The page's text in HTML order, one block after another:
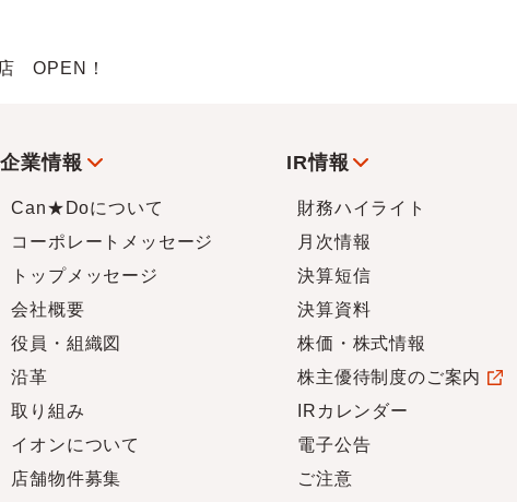
OPEN！
企業情報
Can★Doについて
コーポレートメッセージ
トップメッセージ
会社概要
役員・組織図
沿革
取り組み
イオンについて
店舗物件募集
IR情報
財務ハイライト
月次情報
決算短信
決算資料
株価・株式情報
株主優待制度のご案内
IRカレンダー
電子公告
ご注意